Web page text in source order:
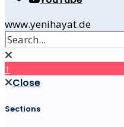
www.yenihayat.de
↑
Close
Sections